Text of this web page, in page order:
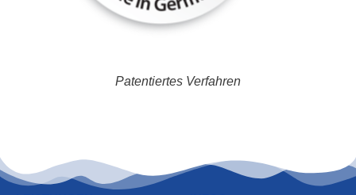
Patentiertes Verfahren